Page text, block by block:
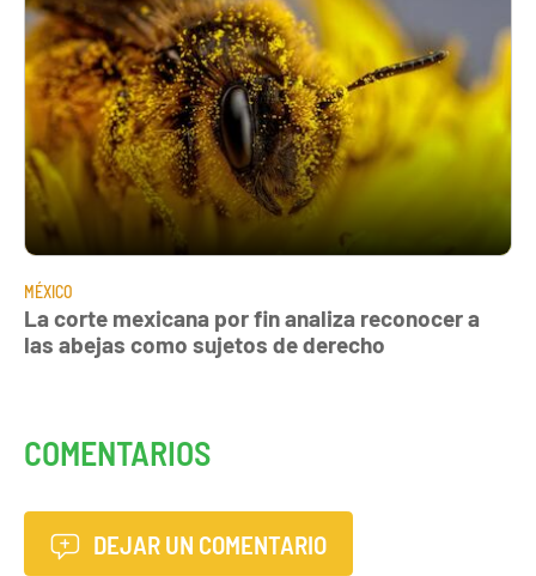
MÉXICO
La corte mexicana por fin analiza reconocer a
las abejas como sujetos de derecho
COMENTARIOS
DEJAR UN COMENTARIO